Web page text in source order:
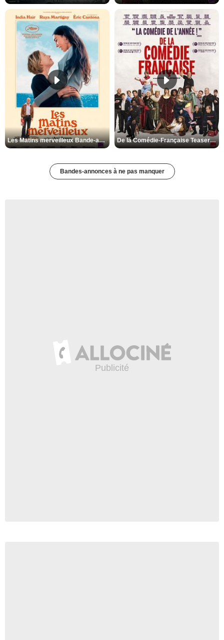
Les Matins merveilleux Bande-annonce VF De la Comédie-Française Teaser VF
Bandes-annonces à ne pas manquer